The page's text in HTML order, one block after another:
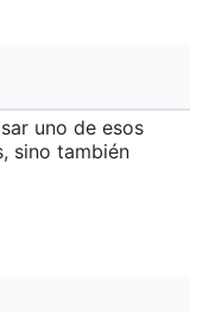
uno de esos
sino también